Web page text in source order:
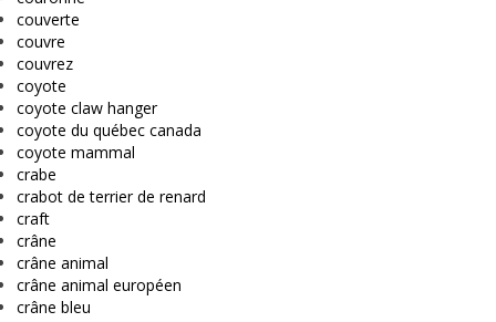
couverte
couvre
couvrez
coyote
coyote claw hanger
coyote du québec canada
coyote mammal
crabe
crabot de terrier de renard
craft
crâne
crâne animal
crâne animal européen
crâne bleu